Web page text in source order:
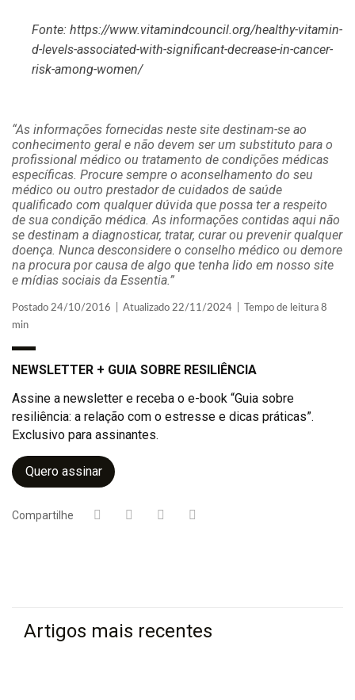
Fonte: https://www.vitamindcouncil.org/healthy-vitamin-
d-levels-associated-with-significant-decrease-in-cancer-
risk-among-women/
“As informações fornecidas neste site destinam-se ao
conhecimento geral e não devem ser um substituto para o
profissional médico ou tratamento de condições médicas
específicas. Procure sempre o aconselhamento do seu
médico ou outro prestador de cuidados de saúde
qualificado com qualquer dúvida que possa ter a respeito
de sua condição médica. As informações contidas aqui não
se destinam a diagnosticar, tratar, curar ou prevenir qualquer
doença. Nunca desconsidere o conselho médico ou demore
na procura por causa de algo que tenha lido em nosso site
e mídias sociais da Essentia.”
Postado 24/10/2016 | Atualizado 22/11/2024 | Tempo de leitura 8
min
NEWSLETTER + GUIA SOBRE RESILIÊNCIA
Assine a newsletter e receba o e-book “Guia sobre
resiliência: a relação com o estresse e dicas práticas”.
Exclusivo para assinantes.
Quero assinar
Compartilhe
Artigos mais recentes